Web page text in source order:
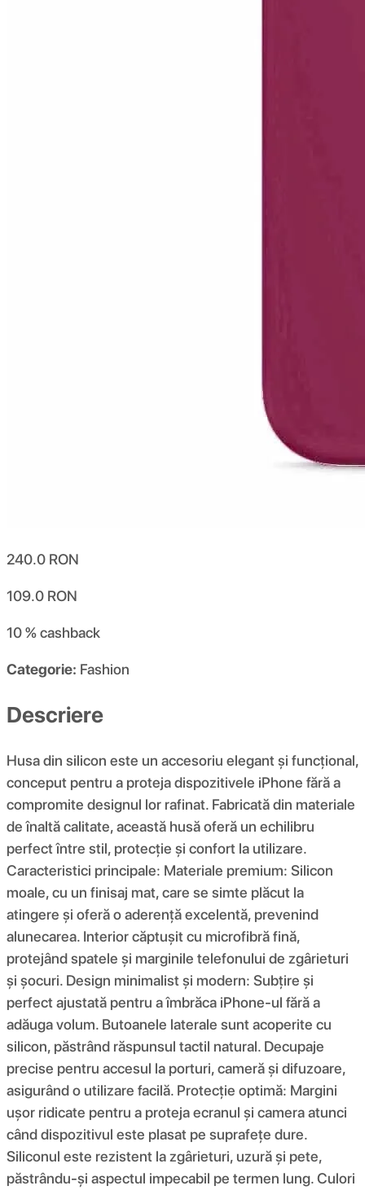
240.0 RON
109.0 RON
10 %cashback
Categorie: Fashion
Descriere
Husa din silicon este un accesoriu elegant și funcțional,
conceput pentru a proteja dispozitivele iPhone fără a
compromite designul lor rafinat. Fabricată din materiale
de înaltă calitate, această husă oferă un echilibru
perfect între stil, protecție și confort la utilizare.
Caracteristici principale: Materiale premium: Silicon
moale, cu un finisaj mat, care se simte plăcut la
atingere și oferă o aderență excelentă, prevenind
alunecarea. Interior căptușit cu microfibră fină,
protejând spatele și marginile telefonului de zgârieturi
și șocuri. Design minimalist și modern: Subțire și
perfect ajustată pentru a îmbrăca iPhone-ul fără a
adăuga volum. Butoanele laterale sunt acoperite cu
silicon, păstrând răspunsul tactil natural. Decupaje
precise pentru accesul la porturi, cameră și difuzoare,
asigurând o utilizare facilă. Protecție optimă: Margini
ușor ridicate pentru a proteja ecranul și camera atunci
când dispozitivul este plasat pe suprafețe dure.
Siliconul este rezistent la zgârieturi, uzură și pete,
păstrându-și aspectul impecabil pe termen lung. Culori